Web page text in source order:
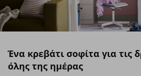
Ένα κρεβάτι σοφίτα για τις
όλης της ημέρας